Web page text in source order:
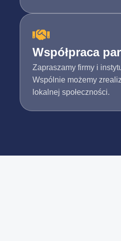
Współpraca
Zapraszamy firmy i
Wspólnie możemy
lokalnej społeczności.